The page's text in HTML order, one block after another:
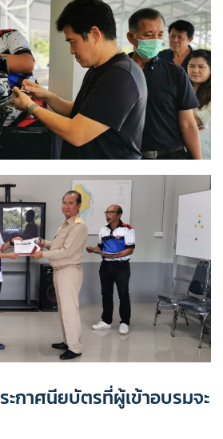
ะกาศนียบัตรที่ผู้เข้าอบรมจะ